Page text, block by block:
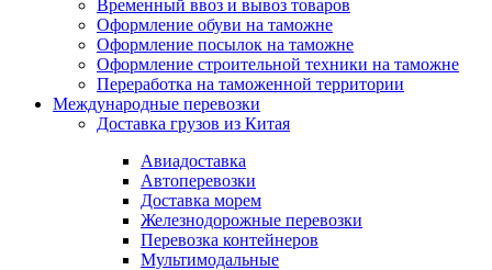
Временный ввоз и вывоз товаров
Оформление обуви на таможне
Оформление посылок на таможне
Оформление строительной техники на таможне
Переработка на таможенной территории
Международные перевозки
Доставка грузов из Китая
Авиадоставка
Автоперевозки
Доставка морем
Железнодорожные перевозки
Перевозка контейнеров
Мультимодальные